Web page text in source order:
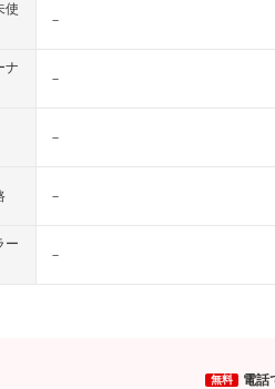
使
－
ナ
－
－
－
ー
－
無料 電話